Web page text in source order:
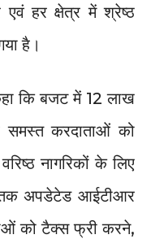
हर क्षेत्र में श्रेष्ठ
है।
कि बजट में 12 लाख
करदाताओं को
नागरिकों के लिए
अपडेटेड आईटीआर
को टैक्स फ्री करने,